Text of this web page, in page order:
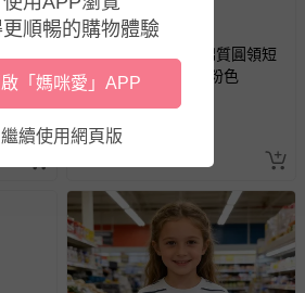
買即
驗室
(大
購票))
滿1件8折
Jumping meters - 棉質圓領短
袖上衣-戀蝶獨角獸-粉色
$199
順暢的購物體驗
「媽咪愛」APP
繼續使用網頁版